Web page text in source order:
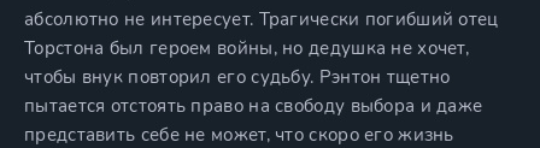
абсолютно не интересует. Трагически погибший отец
Торстона был героем войны, но дедушка не хочет,
чтобы внук повторил его судьбу. Рэнтон тщетно
пытается отстоять право на свободу выбора и даже
представить себе не может, что скоро его жизнь